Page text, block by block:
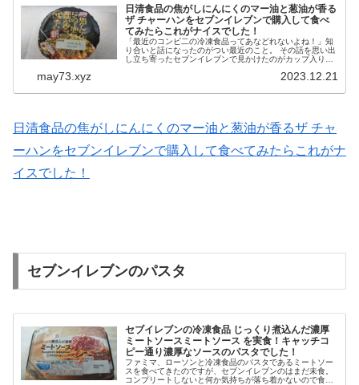
日清食品の焦がしにんにくのマー油と葱油が香る
ザ チャーハンをセブンイレブンで購入して食べ
てみたらこれがナイスでした！
「最近のコンビ二の冷凍食品ってあなどれないよね！」知
り合いと話になったのがつい最近のこと。 その話を思い出
し立ち寄ったセブンイレブンで見かけたのがカップ入りの
may73.xyz 2023.12.21
日清食品の焦がしにんにくのマー油と葱油が香るザ チャ
ーハンをセブンイレブンで購入して食べてみたらこれがナ
イスでした！
セブンイレブンのパスタ
セブイレブンの冷凍食品 じっくり煮込んだ濃厚
ミートソースミートソース を実食！キャッチコ
ピー通り濃厚なソースのパスタでした！
ファミマ、ローソンと冷凍食品のパスタであるミートソー
スを食べてきたのですが、セブンイレブンのはまだ未食。
コンプリートしないと何か気持ちが落ち着かないので食べ